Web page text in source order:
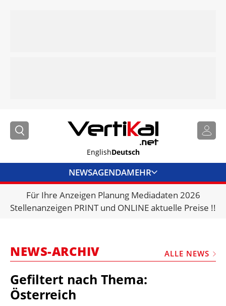
EnglishDeutsch
NEWSAGENDAMEHR
BRANCHENLINKS
VERMIETER
MARKTPLATZ
Für Ihre Anzeigen Planung Mediadaten 2026
Stellenanzeigen PRINT und ONLINE aktuelle Preise !!
NEWS-ARCHIV ALLE NEWS
Gefiltert nach Thema:
Österreich